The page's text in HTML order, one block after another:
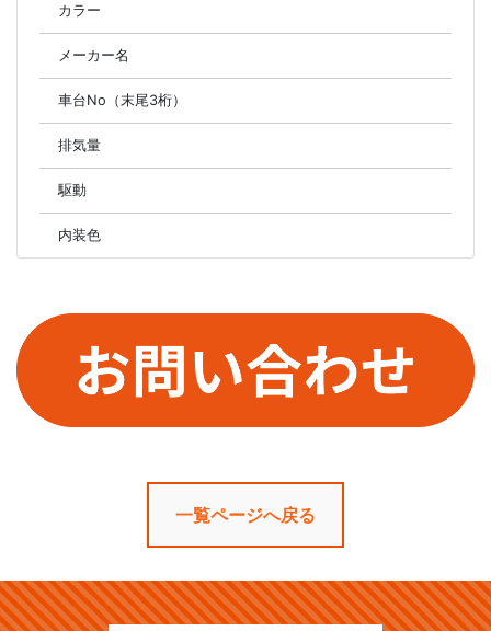
カラー
メーカー名
車台No（末尾3桁）
排気量
駆動
内装色
一覧ページへ戻る